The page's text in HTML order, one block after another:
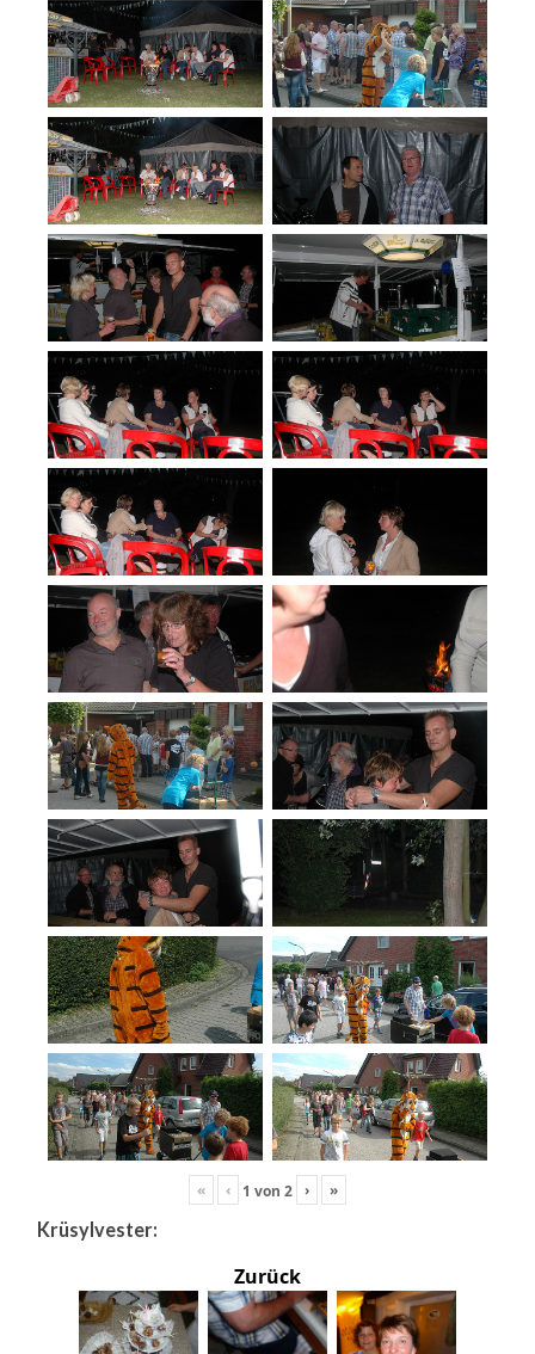
« ‹ 1 von 2 › »
Krüsylvester:
Zurück